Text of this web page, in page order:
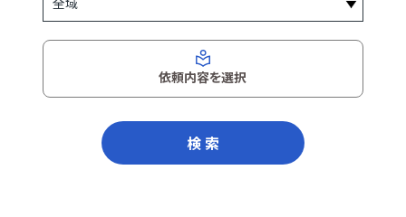
依頼内容を選択
検 索